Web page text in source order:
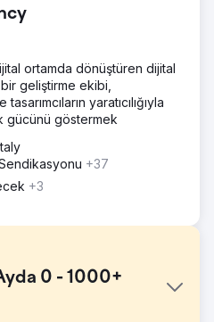
ortamda dönüştüren dijital
bir geliştirme ekibi,
yaratıcılığıyla
gücünü göstermek
+37
+3
0 - 1000+